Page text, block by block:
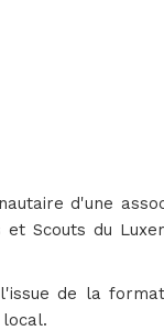
d'une
Scouts du
de la